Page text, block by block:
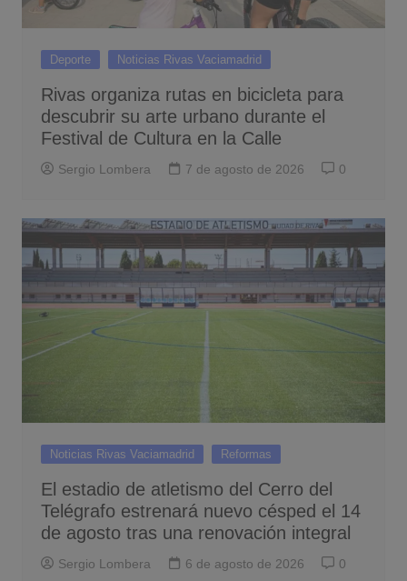
Deporte Noticias Rivas Vaciamadrid
Rivas organiza rutas en bicicleta para
descubrir su arte urbano durante el
Festival de Cultura en la Calle
Sergio Lombera 7 de agosto de 2026 0
Noticias Rivas Vaciamadrid Reformas
El estadio de atletismo del Cerro del
Telégrafo estrenará nuevo césped el 14
de agosto tras una renovación integral
Sergio Lombera 6 de agosto de 2026 0